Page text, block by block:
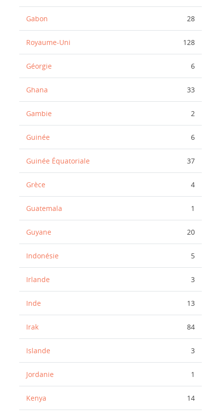
Gabon 28
Royaume-Uni 128
Géorgie 6
Ghana 33
Gambie 2
Guinée 6
Guinée Équatoriale 37
Grèce 4
Guatemala 1
Guyane 20
Indonésie 5
Irlande 3
Inde 13
Irak 84
Islande 3
Jordanie 1
Kenya 14